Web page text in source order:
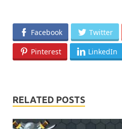
Facebook Twitter
Pinterest LinkedIn
RELATED POSTS